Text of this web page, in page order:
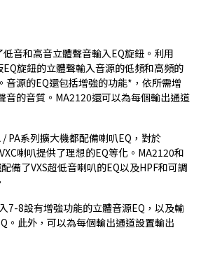
音和高音立體聲音輸入EQ旋鈕。利用
EQ旋鈕的立體聲輸入音源的低頻和高頻的
音源的EQ還包括增強的功能*，依所需增
音的音質。MA2120還可以為每個輸出通道
/ PA系列擴大機都配備喇叭EQ，對於
喇叭提供了理想的EQ等化。MA2120和
備了VXS超低音喇叭的EQ以及HPF和可調
7-8設有增強功能的立體音源EQ，以及輸
。此外，可以為每個輸出通道設置輸出